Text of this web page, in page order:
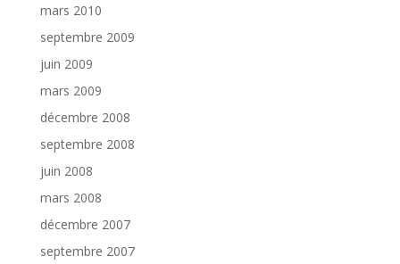
mars 2010
septembre 2009
juin 2009
mars 2009
décembre 2008
septembre 2008
juin 2008
mars 2008
décembre 2007
septembre 2007